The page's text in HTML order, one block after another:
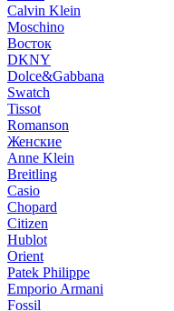
Calvin Klein
Moschino
Восток
DKNY
Dolce&Gabbana
Swatch
Tissot
Romanson
Женские
Anne Klein
Breitling
Casio
Chopard
Citizen
Hublot
Orient
Patek Philippe
Emporio Armani
Fossil